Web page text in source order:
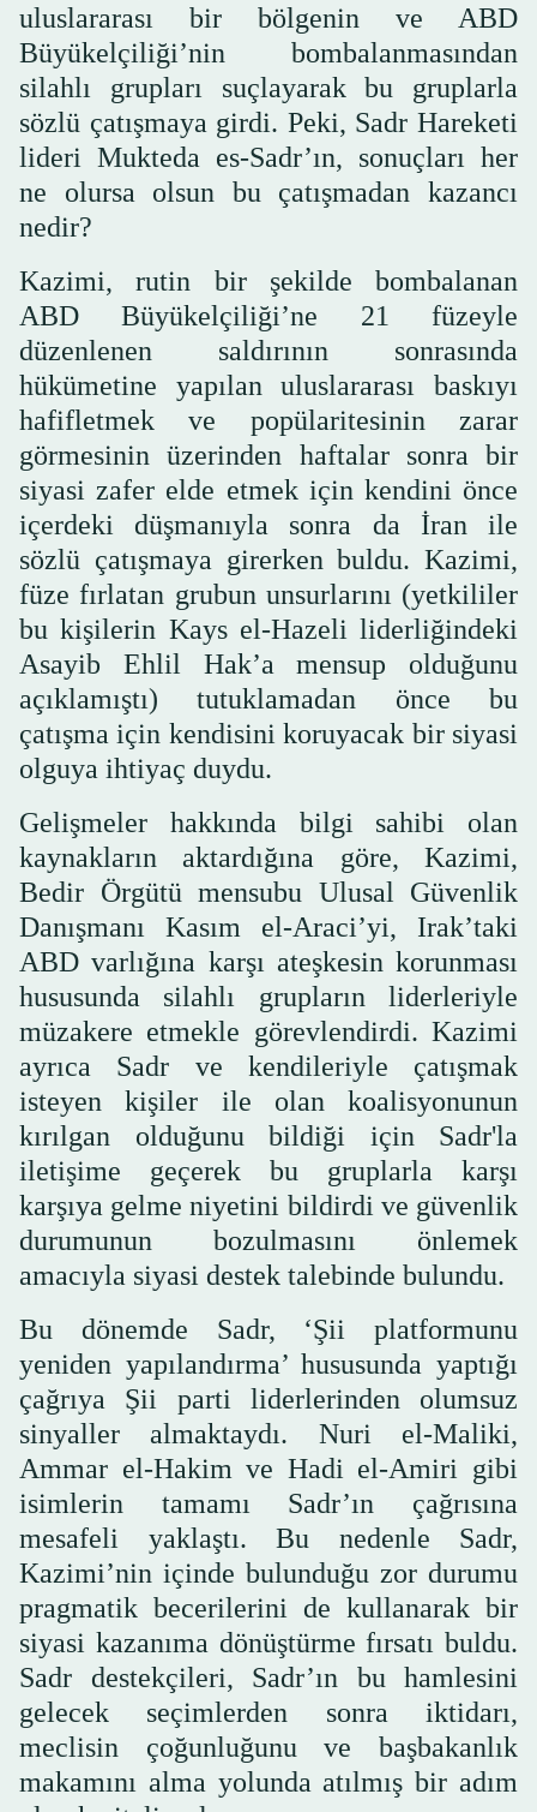
uluslararası bir bölgenin ve ABD
Büyükelçiliği’nin bombalanmasından
silahlı grupları suçlayarak bu gruplarla
sözlü çatışmaya girdi. Peki, Sadr Hareketi
lideri Mukteda es-Sadr’ın, sonuçları her
ne olursa olsun bu çatışmadan kazancı
nedir?
Kazimi, rutin bir şekilde bombalanan
ABD Büyükelçiliği’ne 21 füzeyle
düzenlenen saldırının sonrasında
hükümetine yapılan uluslararası baskıyı
hafifletmek ve popülaritesinin zarar
görmesinin üzerinden haftalar sonra bir
siyasi zafer elde etmek için kendini önce
içerdeki düşmanıyla sonra da İran ile
sözlü çatışmaya girerken buldu. Kazimi,
füze fırlatan grubun unsurlarını (yetkililer
bu kişilerin Kays el-Hazeli liderliğindeki
Asayib Ehlil Hak’a mensup olduğunu
açıklamıştı) tutuklamadan önce bu
çatışma için kendisini koruyacak bir siyasi
olguya ihtiyaç duydu.
Gelişmeler hakkında bilgi sahibi olan
kaynakların aktardığına göre, Kazimi,
Bedir Örgütü mensubu Ulusal Güvenlik
Danışmanı Kasım el-Araci’yi, Irak’taki
ABD varlığına karşı ateşkesin korunması
hususunda silahlı grupların liderleriyle
müzakere etmekle görevlendirdi. Kazimi
ayrıca Sadr ve kendileriyle çatışmak
isteyen kişiler ile olan koalisyonunun
kırılgan olduğunu bildiği için Sadr'la
iletişime geçerek bu gruplarla karşı
karşıya gelme niyetini bildirdi ve güvenlik
durumunun bozulmasını önlemek
amacıyla siyasi destek talebinde bulundu.
Bu dönemde Sadr, ‘Şii platformunu
yeniden yapılandırma’ hususunda yaptığı
çağrıya Şii parti liderlerinden olumsuz
sinyaller almaktaydı. Nuri el-Maliki,
Ammar el-Hakim ve Hadi el-Amiri gibi
isimlerin tamamı Sadr’ın çağrısına
mesafeli yaklaştı. Bu nedenle Sadr,
Kazimi’nin içinde bulunduğu zor durumu
pragmatik becerilerini de kullanarak bir
siyasi kazanıma dönüştürme fırsatı buldu.
Sadr destekçileri, Sadr’ın bu hamlesini
gelecek seçimlerden sonra iktidarı,
meclisin çoğunluğunu ve başbakanlık
makamını alma yolunda atılmış bir adım